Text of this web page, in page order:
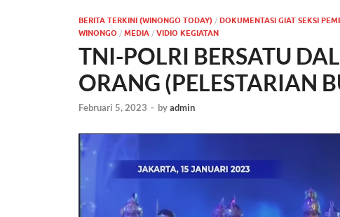
BERITA TERKINI (WINONGO TODAY) / DOKUMENTASI GIAT SEKSI
WINONGO / MEDIA / VIDIO KEGIATAN
TNI-POLRI BERSATU
ORANG (PELESTARIAN
Februari 5, 2023 - byadmin